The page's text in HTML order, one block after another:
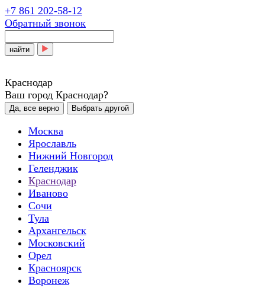
+7 861 202-58-12
Обратный звонок
найти
Краснодар
Ваш город Краснодар?
Да, все верно Выбрать другой
Москва
Ярославль
Нижний Новгород
Геленджик
Краснодар
Иваново
Сочи
Тула
Архангельск
Московский
Орел
Красноярск
Воронеж